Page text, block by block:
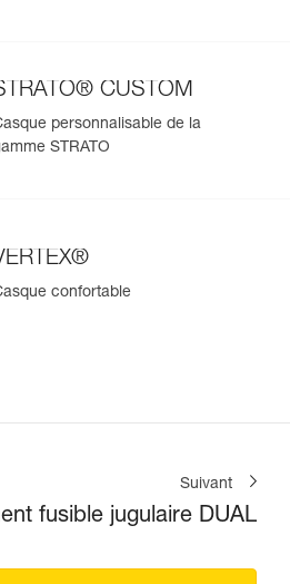
CUSTOM
personnalisable de la
STRATO
confortable
Suivant
fusible jugulaire DUAL